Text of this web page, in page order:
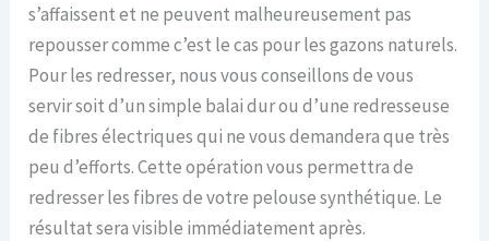
s’affaissent et ne peuvent malheureusement pas
repousser comme c’est le cas pour les gazons naturels.
Pour les redresser, nous vous conseillons de vous
servir soit d’un simple balai dur ou d’une redresseuse
de fibres électriques qui ne vous demandera que très
peu d’efforts. Cette opération vous permettra de
redresser les fibres de votre pelouse synthétique. Le
résultat sera visible immédiatement après.